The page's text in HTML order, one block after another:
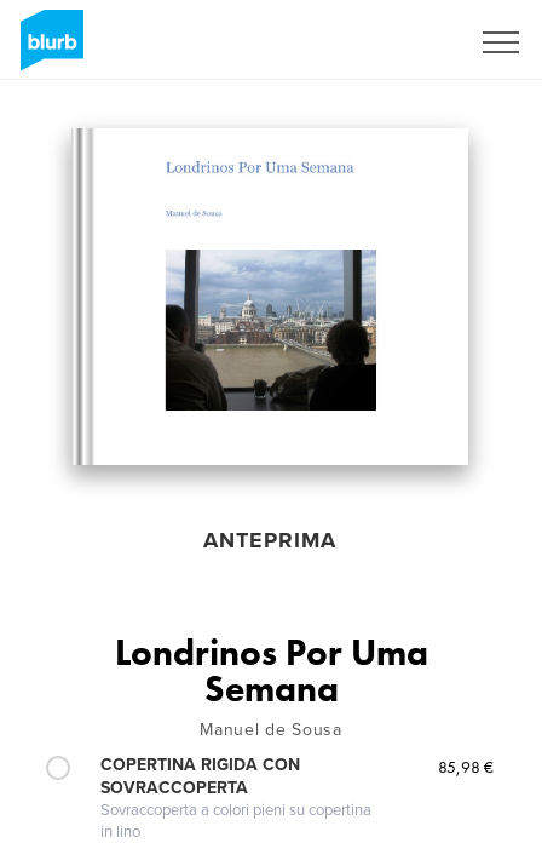
ANTEPRIMA
Londrinos Por Uma
Semana
Manuel de Sousa
COPERTINA RIGIDA CON
SOVRACCOPERTA
Sovraccoperta a colori pieni su copertina
in lino
85,98 €